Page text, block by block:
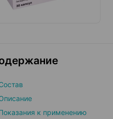
к применению